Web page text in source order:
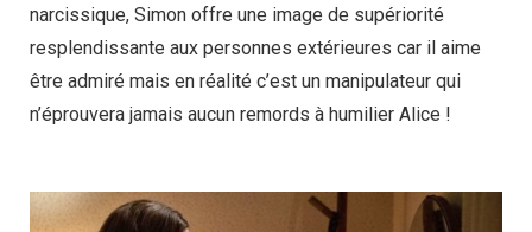
narcissique, Simon offre une image de supériorité
resplendissante aux personnes extérieures car il aime
être admiré mais en réalité c’est un manipulateur qui
n’éprouvera jamais aucun remords à humilier Alice !